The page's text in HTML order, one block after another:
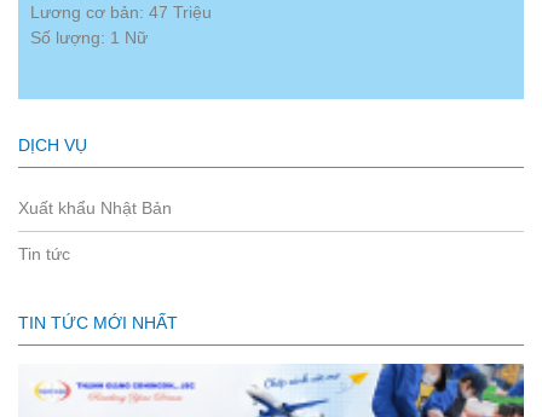
Lương cơ bản: 47 Triệu
Số lượng: 1 Nữ
DỊCH VỤ
Xuất khẩu Nhật Bản
Tin tức
TIN TỨC MỚI NHẤT